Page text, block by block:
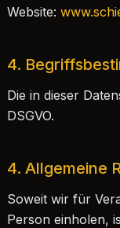
Website:
4.
Die in dieser
DSGVO.
4. Allgemeine
Soweit wir für
Person einholen,